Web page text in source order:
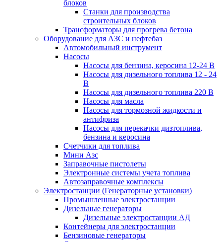
блоков
Cтанки для производства
строительных блоков
Трансформаторы для прогрева бетона
Оборудование для АЗС и нефтебаз
Автомобильный инструмент
Насосы
Насосы для бензина, керосина 12-24 В
Насосы для дизельного топлива 12 - 24
В
Насосы для дизельного топлива 220 В
Насосы для масла
Насосы для тормозной жидкости и
антифриза
Насосы для перекачки дизтоплива,
бензина и керосина
Счетчики для топлива
Мини Азс
Заправочные пистолеты
Электронные системы учета топлива
Автозаправочные комплексы
Электростанции (Генераторные установки)
Промышленные электростанции
Дизельные генераторы
Дизельные электростанции АД
Контейнеры для электростанции
Бензиновые генераторы